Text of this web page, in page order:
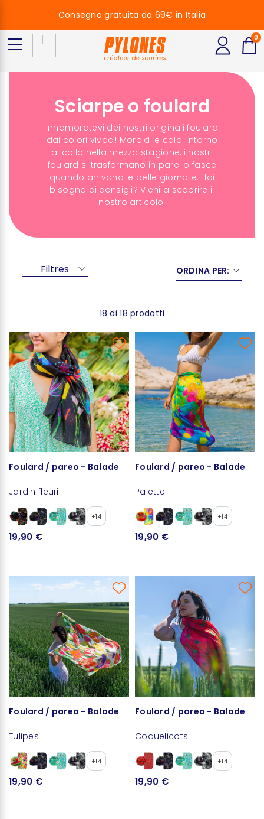
Sciarpe o foulard
Innamoratevi dei nostri originali foulard
dai colori vivaci! Morbidi e caldi intorno
al collo nella mezza stagione, i nostri
foulard si trasformano in parei o fasce
quando arrivano le belle giornate. Hai
bisogno di consigli? Vieni a scoprire il
nostro articolo!
Filtres ORDINA PER:
18 di 18 prodotti
Foulard / pareo - Balade
Jardin fleuri
+14
19,90 €
Foulard / pareo - Balade
Palette
+14
19,90 €
Foulard / pareo - Balade
Tulipes
+14
19,90 €
Foulard / pareo - Balade
Coquelicots
+14
19,90 €
Consegna gratuita da 69€ in Italia
0